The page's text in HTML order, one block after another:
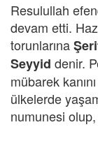
Resulullah
devam etti.
torunlarına
Seyyid denir.
mübarek
ülkelerde
numunesi